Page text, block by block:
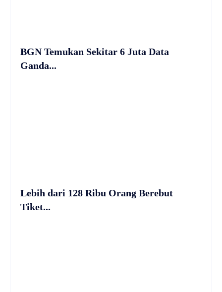
BGN Temukan Sekitar 6 Juta Data
Ganda...
Lebih dari 128 Ribu Orang Berebut
Tiket...